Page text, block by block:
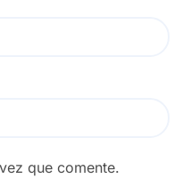
que comente.